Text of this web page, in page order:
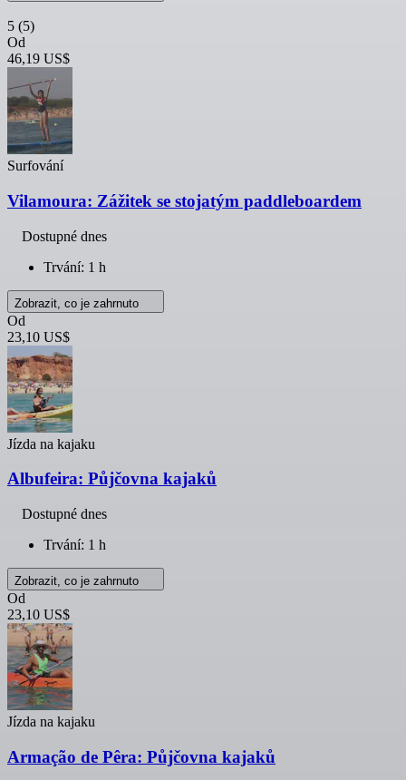
5 (5)
Od
46,19 US$
Surfování
Vilamoura: Zážitek se stojatým paddleboardem
Dostupné dnes
Trvání: 1 h
Zobrazit, co je zahrnuto
Od
23,10 US$
Jízda na kajaku
Albufeira: Půjčovna kajaků
Dostupné dnes
Trvání: 1 h
Zobrazit, co je zahrnuto
Od
23,10 US$
Jízda na kajaku
Armação de Pêra: Půjčovna kajaků